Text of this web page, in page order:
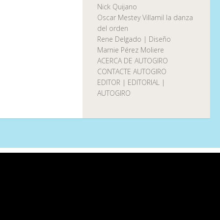
Nick Quijano
Oscar Mestey Villamil la danza
del orden
Rene Delgado | Diseño
Marnie Pérez Moliere
ACERCA DE AUTOGIRO
CONTACTE AUTOGIRO
EDITOR | EDITORIAL |
AUTOGIRO